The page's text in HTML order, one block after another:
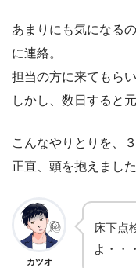
あまりにも気になる
に連絡。
担当の方に来てもら
しかし、数日すると元
こんなやりとりを、
正直、頭を抱えました
カツオ
床下点
よ・・・